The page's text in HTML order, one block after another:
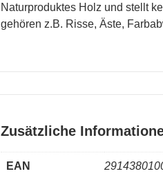
Naturproduktes Holz und stellt
gehören z.B. Risse, Äste,
Zusätzliche
EAN